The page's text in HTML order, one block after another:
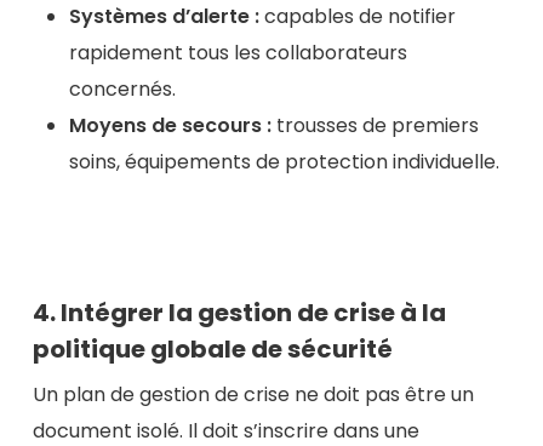
Systèmes d’alerte :capables de notifier
rapidement tous les collaborateurs
concernés.
Moyens de secours :trousses de premiers
soins, équipements de protection individuelle.
4. Intégrer la gestion de crise à la
politique globale de sécurité
Un plan de gestion de crise ne doit pas être un
document isolé. Il doit s’inscrire dans une